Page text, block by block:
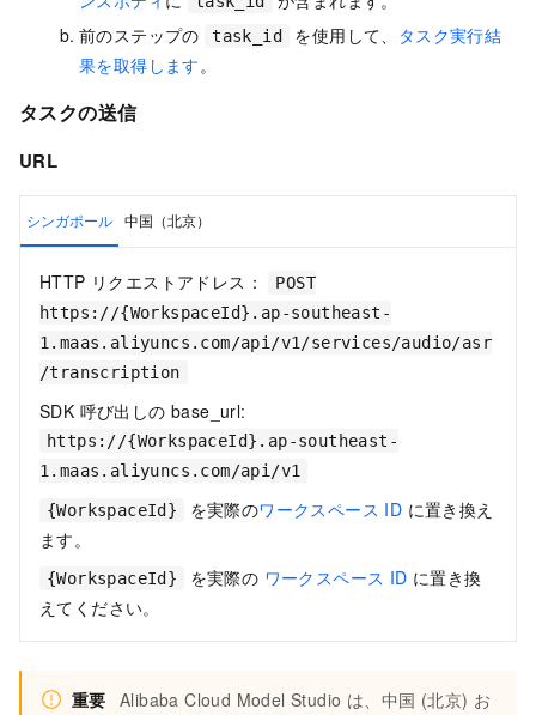
前のステップの
task_id を使用して、
タスク実行結
果を取得します 。
タスクの送信
URL
シンガポール 中国（北京）
HTTP リクエストアドレス：
POST
https://{WorkspaceId}.ap-southeast-
1.maas.aliyuncs.com/api/v1/services/audio/asr
/transcription
SDK 呼び出しの base_url:
https://{WorkspaceId}.ap-southeast-
1.maas.aliyuncs.com/api/v1
{WorkspaceId} を実際のワークスペース ID に置き換え
ます。
{WorkspaceId} を実際の ワークスペース ID に置き換
えてください。
重要 Alibaba Cloud Model Studio は、中国 (北京) お